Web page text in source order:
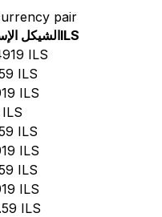
pair
الشيكلILS
ILS
ILS
ILS
ILS
ILS
ILS
ILS
ILS
ILS